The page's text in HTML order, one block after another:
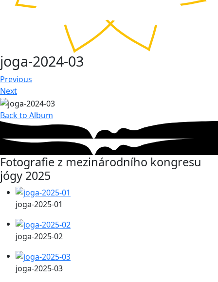
joga-2024-03
Previous
Next
Back to Album
Fotografie z mezinárodního kongresu
jógy 2025
joga-2025-01
joga-2025-02
joga-2025-03